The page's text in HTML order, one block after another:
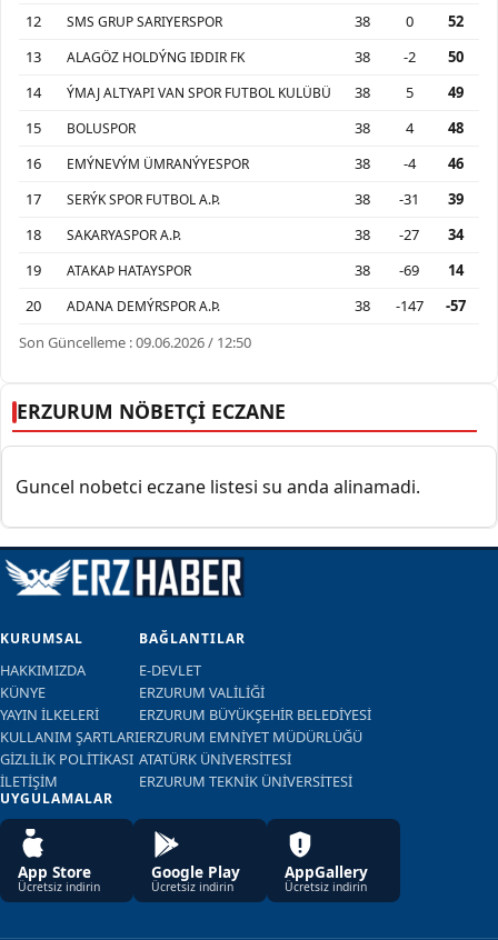
12
SMS GRUP SARIYERSPOR 38 0
52
13
ALAGÖZ HOLDÝNG IÐDIR FK 38 -2
50
14
ÝMAJ ALTYAPI VAN SPOR FUTBOL KULÜBÜ 38 5
49
15
BOLUSPOR 38 4
48
16
EMÝNEVÝM ÜMRANÝYESPOR 38 -4
46
17
SERÝK SPOR FUTBOL A.Þ. 38 -31
39
18
SAKARYASPOR A.Þ. 38 -27
34
19
ATAKAÞ HATAYSPOR 38 -69
14
20
ADANA DEMÝRSPOR A.Þ. 38 -147
-57
Son Güncelleme : 09.06.2026 / 12:50
ERZURUM NÖBETÇİ ECZANE
Guncel nobetci eczane listesi su anda alinamadi.
KURUMSAL
HAKKIMIZDA
KÜNYE
YAYIN İLKELERİ
KULLANIM ŞARTLARI
GİZLİLİK POLİTİKASI
İLETİŞİM
BAĞLANTILAR
E-DEVLET
ERZURUM VALİLİĞİ
ERZURUM BÜYÜKŞEHİR BELEDİYESİ
ERZURUM EMNİYET MÜDÜRLÜĞÜ
ATATÜRK ÜNİVERSİTESİ
ERZURUM TEKNİK ÜNİVERSİTESİ
UYGULAMALAR
App Store
Ücretsiz indirin
Google Play
Ücretsiz indirin
AppGallery
Ücretsiz indirin